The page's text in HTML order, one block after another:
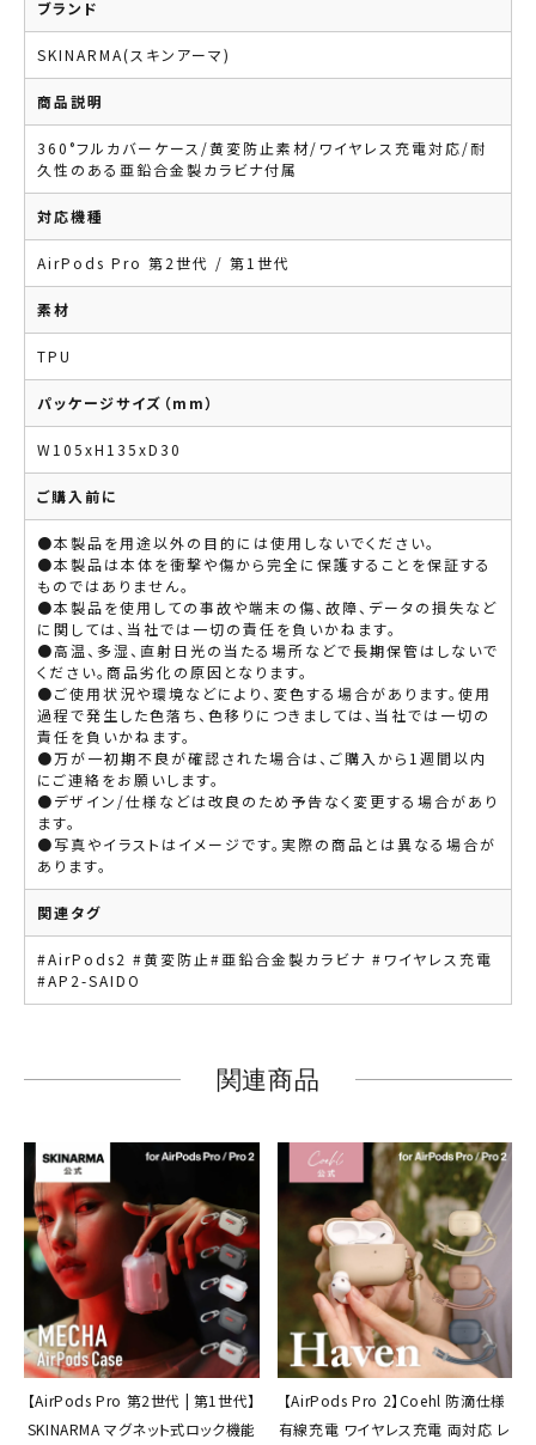
ブランド
SKINARMA(スキンアーマ)
商品説明
360°フルカバーケース/黄変防止素材/ワイヤレス充電対応/耐
久性のある亜鉛合金製カラビナ付属
対応機種
AirPods Pro 第2世代 / 第1世代
素材
TPU
パッケージサイズ（mm）
W105xH135xD30
ご購入前に
●本製品を用途以外の目的には使用しないでください。
●本製品は本体を衝撃や傷から完全に保護することを保証する
ものではありません。
●本製品を使用しての事故や端末の傷、故障、データの損失など
に関しては、当社では一切の責任を負いかねます。
●高温、多湿、直射日光の当たる場所などで長期保管はしないで
ください。商品劣化の原因となります。
●ご使用状況や環境などにより、変色する場合があります。使用
過程で発生した色落ち、色移りにつきましては、当社では一切の
責任を負いかねます。
●万が一初期不良が確認された場合は、ご購入から1週間以内
にご連絡をお願いします。
●デザイン/仕様などは改良のため予告なく変更する場合があり
ます。
●写真やイラストはイメージです。実際の商品とは異なる場合が
あります。
関連タグ
#AirPods2 #黄変防止#亜鉛合金製カラビナ #ワイヤレス充電
#AP2-SAIDO
関連商品
【AirPods Pro 第2世代 | 第1世代】
SKINARMA マグネット式ロック機能
【AirPods Pro 2】Coehl 防滴仕様
有線充電 ワイヤレス充電 両対応 レ